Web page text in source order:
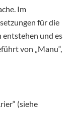
Im
für die
entstehen und es
von „Manu“,
(siehe